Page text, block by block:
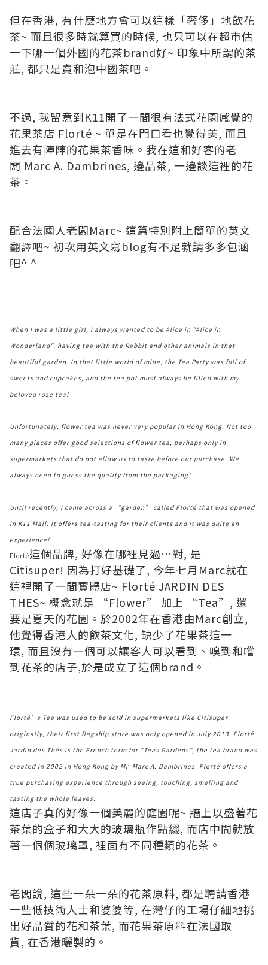
但在香港, 有什麼地方會可以這樣「奢侈」地飲花
茶~ 而且很多時就算買的時候, 也只可以在超市估
一下哪一個外國的花茶brand好~ 印象中所謂的茶
莊, 都只是賣和泡中國茶吧。
不過, 我留意到K11開了一間很有法式花園感覺的
花果茶店 Florté ~ 單是在門口看也覺得美, 而且
進去有陣陣的花果茶香味。我在這和好客的老
闆 Marc A. Dambrines, 邊品茶, 一邊談這裡的花
茶。
配合法國人老闆Marc~ 這篇特別附上簡單的英文
翻譯吧~ 初次用英文寫blog有不足就請多多包涵
吧^ ^
When I was a little girl, I always wanted to be Alice in "Alice in
Wonderland", having tea with the Rabbit and other animals in that
beautiful garden. In that little world of mine, the Tea Party was full of
sweets and cupcakes, and the tea pot must always be filled with my
beloved rose tea!
Unfortunately, flower tea was never very popular in Hong Kong. Not too
many places offer good selections of flower tea, perhaps only in
supermarkets that do not allow us to taste before our purchase. We
always need to guess the quality from the packaging!
Until recently, I came across a “garden” called Florté that was opened
in K11 Mall. It offers tea-tasting for their clients and it was quite an
experience!
Florté這個品牌, 好像在哪裡見過…對, 是
Citisuper! 因為打好基礎了, 今年七月Marc就在
這裡開了一間實體店~ Florté JARDIN DES
THES~ 概念就是 “Flower” 加上 “Tea”, 還
要是夏天的花園。於2002年在香港由Marc創立,
他覺得香港人的飲茶文化, 缺少了花果茶這一
環, 而且沒有一個可以讓客人可以看到、嗅到和嚐
到花茶的店子,於是成立了這個brand。
Florté’s Tea was used to be sold in supermarkets like Citisuper
originally, their first flagship store was only opened in July 2013. Florté
Jardin des Thés is the French term for "Teas Gardens", the tea brand was
created in 2002 in Hong Kong by Mr. Marc A. Dambrines. Florté offers a
true purchasing experience through seeing, touching, smelling and
tasting the whole leaves.
這店子真的好像一個美麗的庭園呢~ 牆上以盛著花
茶葉的盒子和大大的玻璃瓶作點綴, 而店中間就放
著一個個玻璃罩, 裡面有不同種類的花茶。
老闆說, 這些一朵一朵的花茶原料, 都是聘請香港
一些低技術人士和婆婆等, 在灣仔的工場仔細地挑
出好品質的花和茶葉, 而花果茶原料在法國取
貨, 在香港曬製的。